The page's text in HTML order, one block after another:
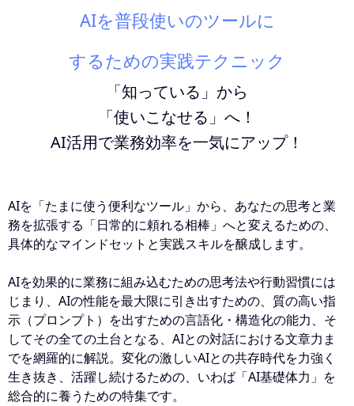
AIを普段使いのツールに
するための実践テクニック
「知っている」から
「使いこなせる」へ！
AI活用で業務効率を一気にアップ！
AIを「たまに使う便利なツール」から、あなたの思考と業
務を拡張する「日常的に頼れる相棒」へと変えるための、
具体的なマインドセットと実践スキルを醸成します。
AIを効果的に業務に組み込むための思考法や行動習慣には
じまり、AIの性能を最大限に引き出すための、質の高い指
示（プロンプト）を出すための言語化・構造化の能力、そ
してその全ての土台となる、AIとの対話における文章力ま
でを網羅的に解説。変化の激しいAIとの共存時代を力強く
生き抜き、活躍し続けるための、いわば「AI基礎体力」を
総合的に養うための特集です。